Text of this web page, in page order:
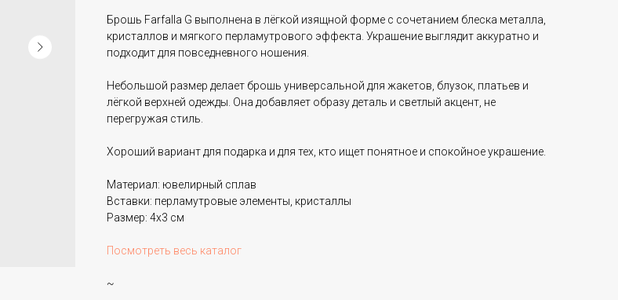
Брошь Farfalla G выполнена в лёгкой изящной форме с сочетанием блеска металла,
кристаллов и мягкого перламутрового эффекта. Украшение выглядит аккуратно и
подходит для повседневного ношения.
Небольшой размер делает брошь универсальной для жакетов, блузок, платьев и
лёгкой верхней одежды. Она добавляет образу деталь и светлый акцент, не
перегружая стиль.
Хороший вариант для подарка и для тех, кто ищет понятное и спокойное украшение.
Материал: ювелирный сплав
Вставки: перламутровые элементы, кристаллы
Размер: 4х3 см
Посмотреть весь каталог
~